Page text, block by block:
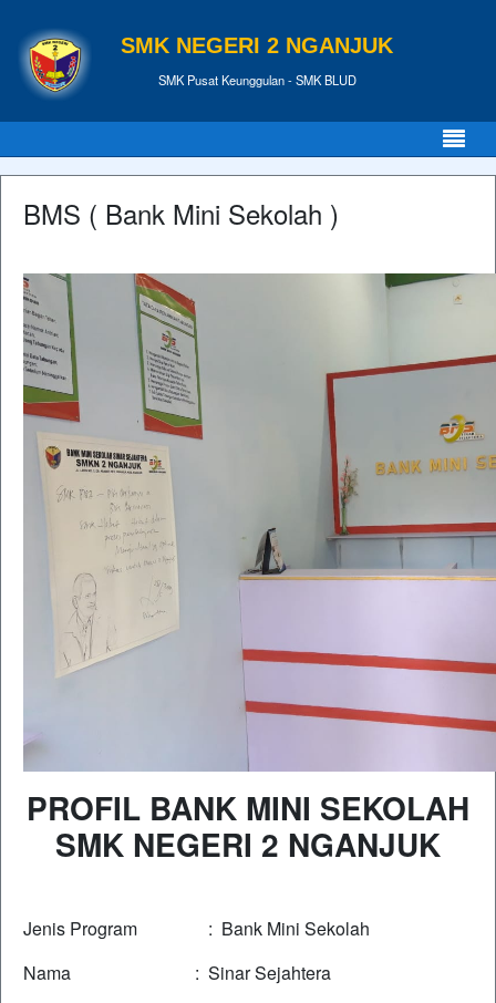
SMK NEGERI 2 NGANJUK
SMK Pusat Keunggulan - SMK BLUD
BMS ( Bank Mini Sekolah )
PROFIL BANK MINI SEKOLAH
SMK NEGERI 2 NGANJUK
Jenis Program : Bank Mini Sekolah
Nama : Sinar Sejahtera